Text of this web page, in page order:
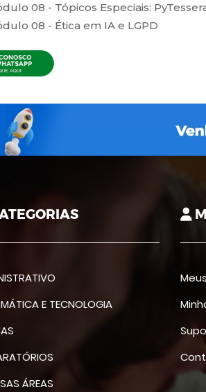
08 - Tópicos Especiais:
08 - Ética em IA e LGPD
E TECNOLOGIA
ÁREAS